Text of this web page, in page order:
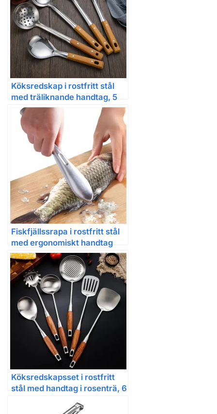
Köksredskap i rostfritt stål
med träliknande handtag, 5
varianter
Fiskfjällssrapa i rostfritt stål
med ergonomiskt handtag
Köksredskapsset i rostfritt
stål med handtag i rosenträ, 6